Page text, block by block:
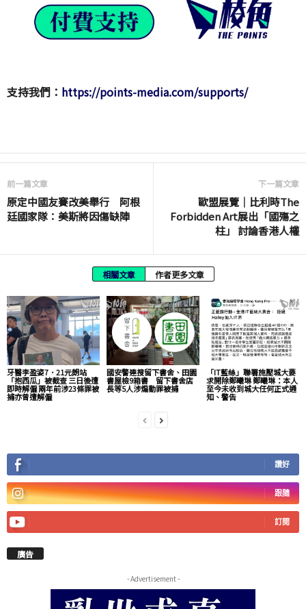
支持我們： https://points-media.com/supports/
前一篇文章
原定中國友賽改美舉行 阿根
廷國家隊：美斯將因傷缺陣
下一篇文章
歐盟展覽｜比利時The
Forbidden Art展出「國殤之
柱」 討論香港人權
相關文章 作者更多文章
牙醫李盈姿7．21元朗站
「抱西瓜」被截查 三日後遭
即時解僱 兩年前涉23條罪被
捕亦曾遭解僱
國安警連搜留下書舍、田園
書屋檢9箱書 留下書舍店
長等5人涉煽動罪被捕
「IT藍絲」聯署施壓城大要
求開除鄭曦琳 鄭曦琳：本人
至今未收到城大任何正式通
知、警告
讚好
跟隨
訂閱
廣告
- Advertisement -